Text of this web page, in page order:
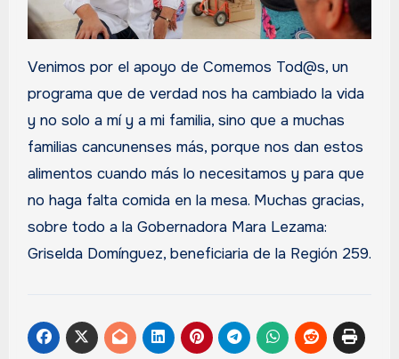
Venimos por el apoyo de Comemos Tod@s, un
programa que de verdad nos ha cambiado la vida
y no solo a mí y a mi familia, sino que a muchas
familias cancunenses más, porque nos dan estos
alimentos cuando más lo necesitamos y para que
no haga falta comida en la mesa. Muchas gracias,
sobre todo a la Gobernadora Mara Lezama:
Griselda Domínguez, beneficiaria de la Región 259.